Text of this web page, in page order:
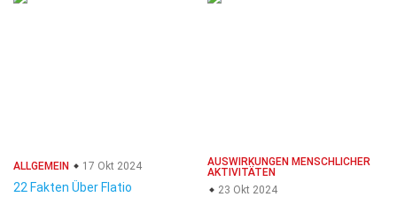
ALLGEMEIN 17 Okt 2024
22 Fakten Über Flatio
AUSWIRKUNGEN MENSCHLICHER
AKTIVITÄTEN
23 Okt 2024